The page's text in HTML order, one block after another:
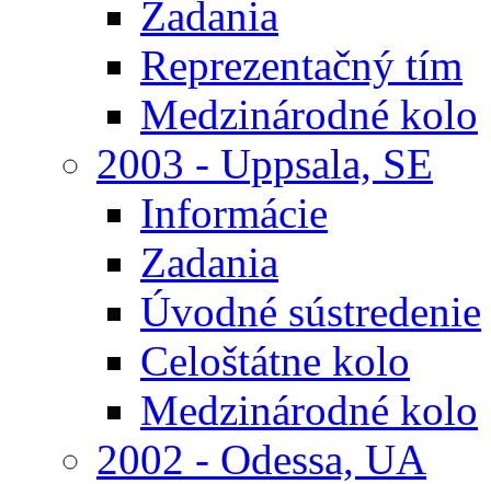
Zadania
Reprezentačný tím
Medzinárodné kolo
2003 - Uppsala, SE
Informácie
Zadania
Úvodné sústredenie
Celoštátne kolo
Medzinárodné kolo
2002 - Odessa, UA